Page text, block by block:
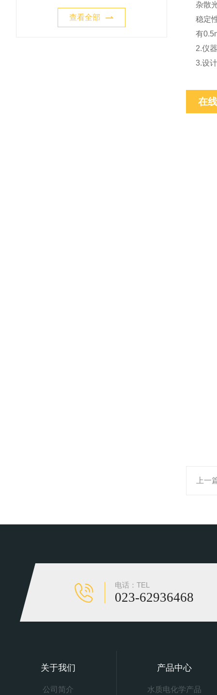
查看全部
杂散
稳定
有
2.仪
3.设
在
上一
电话：TEL
023-62936468
关于我们
公司简介
产品中心
水质电化学产品